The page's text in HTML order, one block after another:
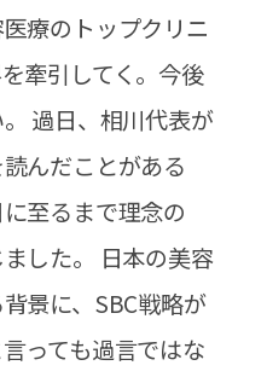
療のトップクリニ
牽引してく。今後
過日、相川代表が
んだことがある
至るまで理念の
した。 日本の美容
景に、SBC戦略が
っても過言ではな